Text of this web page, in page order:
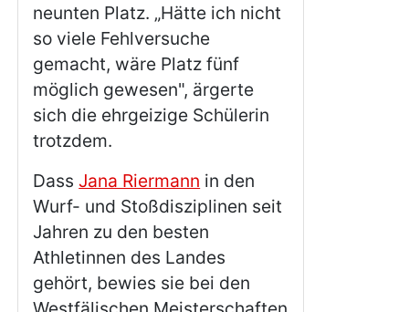
neunten Platz. „Hätte ich nicht
so viele Fehlversuche
gemacht, wäre Platz fünf
möglich gewesen", ärgerte
sich die ehrgeizige Schülerin
trotzdem.
Dass Jana Riermann in den
Wurf- und Stoßdisziplinen seit
Jahren zu den besten
Athletinnen des Landes
gehört, bewies sie bei den